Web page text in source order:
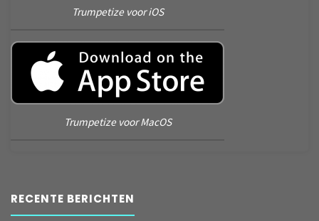
Trumpetize voor iOS
Trumpetize voor MacOS
RECENTE BERICHTEN